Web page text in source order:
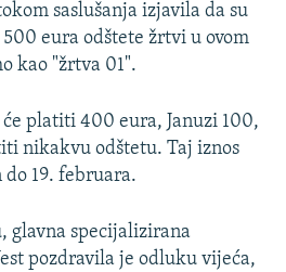
saslušanja izjavila da su
eura odštete žrtvi u ovom
kao "žrtva 01".
platiti 400 eura, Januzi 100,
nikakvu odštetu. Taj iznos
19. februara.
glavna specijalizirana
pozdravila je odluku vijeća,